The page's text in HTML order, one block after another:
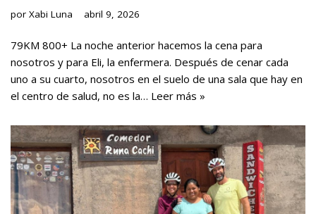
por Xabi Luna abril 9, 2026
79KM 800+ La noche anterior hacemos la cena para
nosotros y para Eli, la enfermera. Después de cenar cada
uno a su cuarto, nosotros en el suelo de una sala que hay en
el centro de salud, no es la… Leer más »